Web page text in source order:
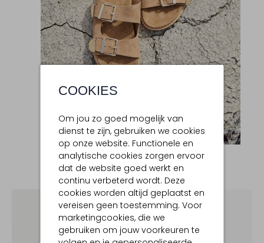
COOKIES
Om jou zo goed mogelijk van
dienst te zijn, gebruiken we cookies
op onze website. Functionele en
analytische cookies zorgen ervoor
dat de website goed werkt en
continu verbeterd wordt. Deze
cookies worden altijd geplaatst en
vereisen geen toestemming. Voor
marketingcookies, die we
gebruiken om jouw voorkeuren te
Shop nu:New Arrivals